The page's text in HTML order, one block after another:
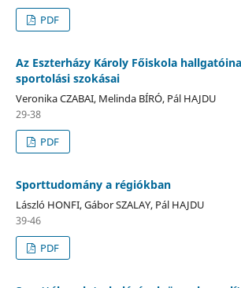
PDF
Az Eszterházy Károly Főiskola
sportolási szokásai
Veronika CZABAI, Melinda BÍRÓ, Pál HAJDU
29-38
PDF
Sporttudomány a régiókban
László HONFI, Gábor SZALAY, Pál HAJDU
39-46
PDF